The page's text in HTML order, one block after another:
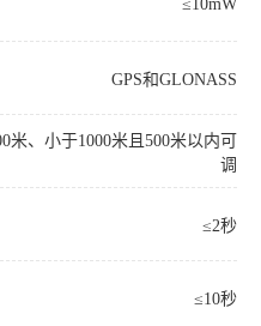
≤10mW
GPS和GLONASS
米、小于1000米且500米以内可
调
≤2秒
≤10秒